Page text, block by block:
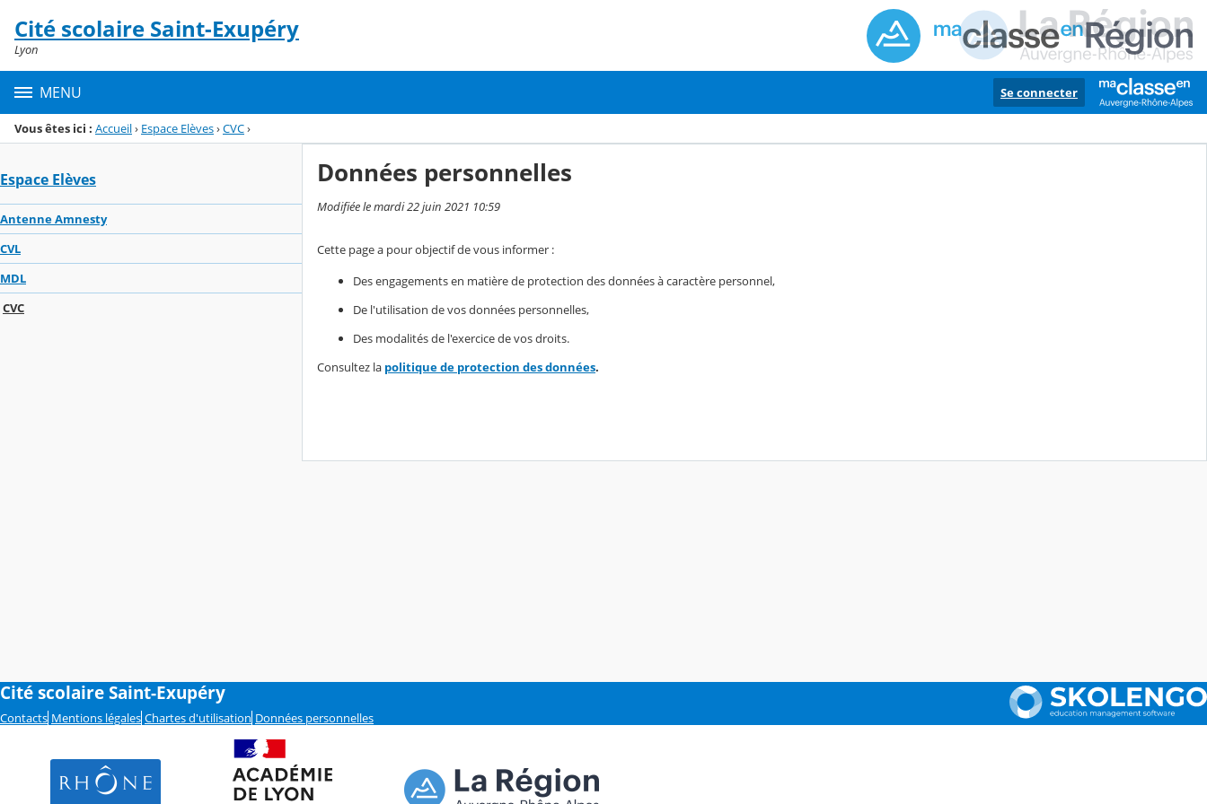
Menu de la rubrique
Contenu
Cité scolaire Saint-Exupéry
Lyon
MENU Se connecter
Vous êtes ici : Accueil› Espace Elèves›CVC›
Espace Elèves
Antenne Amnesty
CVL
MDL
CVC
Données personnelles
Modifiée le mardi 22 juin 2021 10:59
Cette page a pour objectif de vous informer :
Des engagements en matière de protection des données à caractère personnel,
De l'utilisation de vos données personnelles,
Des modalités de l'exercice de vos droits.
Consultez la politique de protection des données.
Cité scolaire Saint-Exupéry
Contacts Mentions légales Chartes d'utilisation Données personnelles